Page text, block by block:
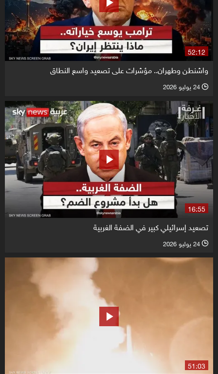
52:12
واشنطن وطهران.. مؤشرات على تصعيد واسع النطاق
l 24 يوليو 2026
16:55
تصعيد إسرائيلي كبير في الضفة الغربية
l 24 يوليو 2026
51:03